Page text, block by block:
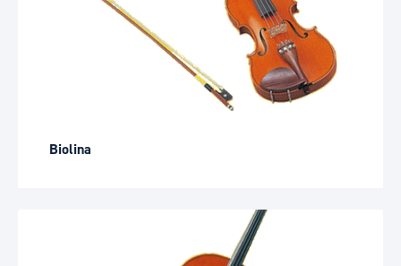
Biolina